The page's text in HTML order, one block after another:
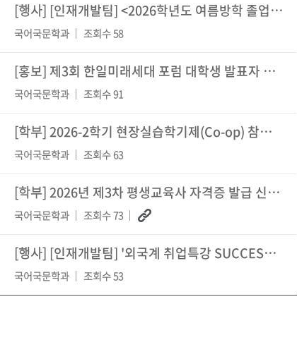
[행사] [인재개발팀] <2026학년도 여름방학 졸업(예정)자를 위한 현직자 직무 멘토링>
국어국문학과 조회수 58
[홍보] 제3회 한일미래세대 포럼 대학생 발표자 공모
국어국문학과 조회수 91
[학부]2026-2학기 현장실습학기제(Co-op) 참여학생 모집 안내
국어국문학과 조회수 63
[학부]2026년 제3차 평생교육사 자격증 발급 신청 안내
국어국문학과 조회수 73
[행사] [인재개발팀] '외국계 취업특강 SUCCESS Plus+' 비교과 프로그
국어국문학과 조회수 53